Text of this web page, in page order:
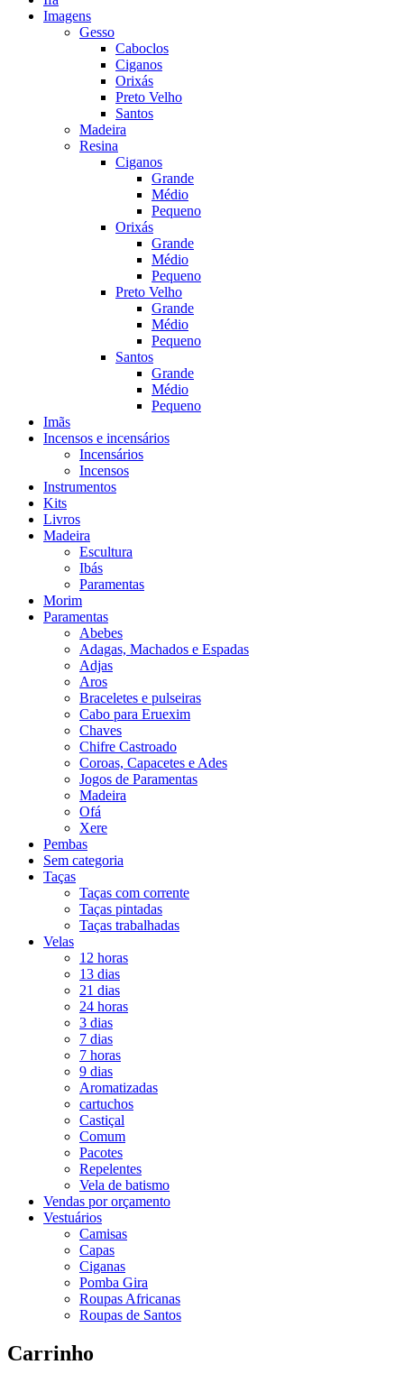
Imagens
Gesso
Caboclos
Ciganos
Orixás
Preto Velho
Santos
Madeira
Resina
Ciganos
Grande
Médio
Pequeno
Orixás
Grande
Médio
Pequeno
Preto Velho
Grande
Médio
Pequeno
Santos
Grande
Médio
Pequeno
Imãs
Incensos e incensários
Incensários
Incensos
Instrumentos
Kits
Livros
Madeira
Escultura
Ibás
Paramentas
Morim
Paramentas
Abebes
Adagas, Machados e Espadas
Adjas
Aros
Braceletes e pulseiras
Cabo para Eruexim
Chaves
Chifre Castroado
Coroas, Capacetes e Ades
Jogos de Paramentas
Madeira
Ofá
Xere
Pembas
Sem categoria
Taças
Taças com corrente
Taças pintadas
Taças trabalhadas
Velas
12 horas
13 dias
21 dias
24 horas
3 dias
7 dias
7 horas
9 dias
Aromatizadas
cartuchos
Castiçal
Comum
Pacotes
Repelentes
Vela de batismo
Vendas por orçamento
Vestuários
Camisas
Capas
Ciganas
Pomba Gira
Roupas Africanas
Roupas de Santos
Carrinho